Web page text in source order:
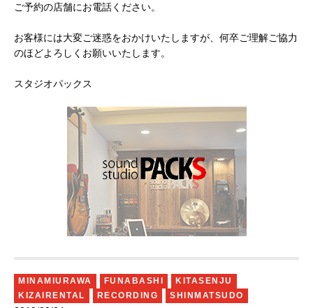
ご予約の店舗にお電話ください。
お客様には大変ご迷惑をおかけいたしますが、何卒ご理解ご協力
のほどよろしくお願いいたします。
スタジオパックス
MINAMIURAWA FUNABASHI
KITASENJU
KIZAIRENTAL
RECORDING SHINMATSUDO